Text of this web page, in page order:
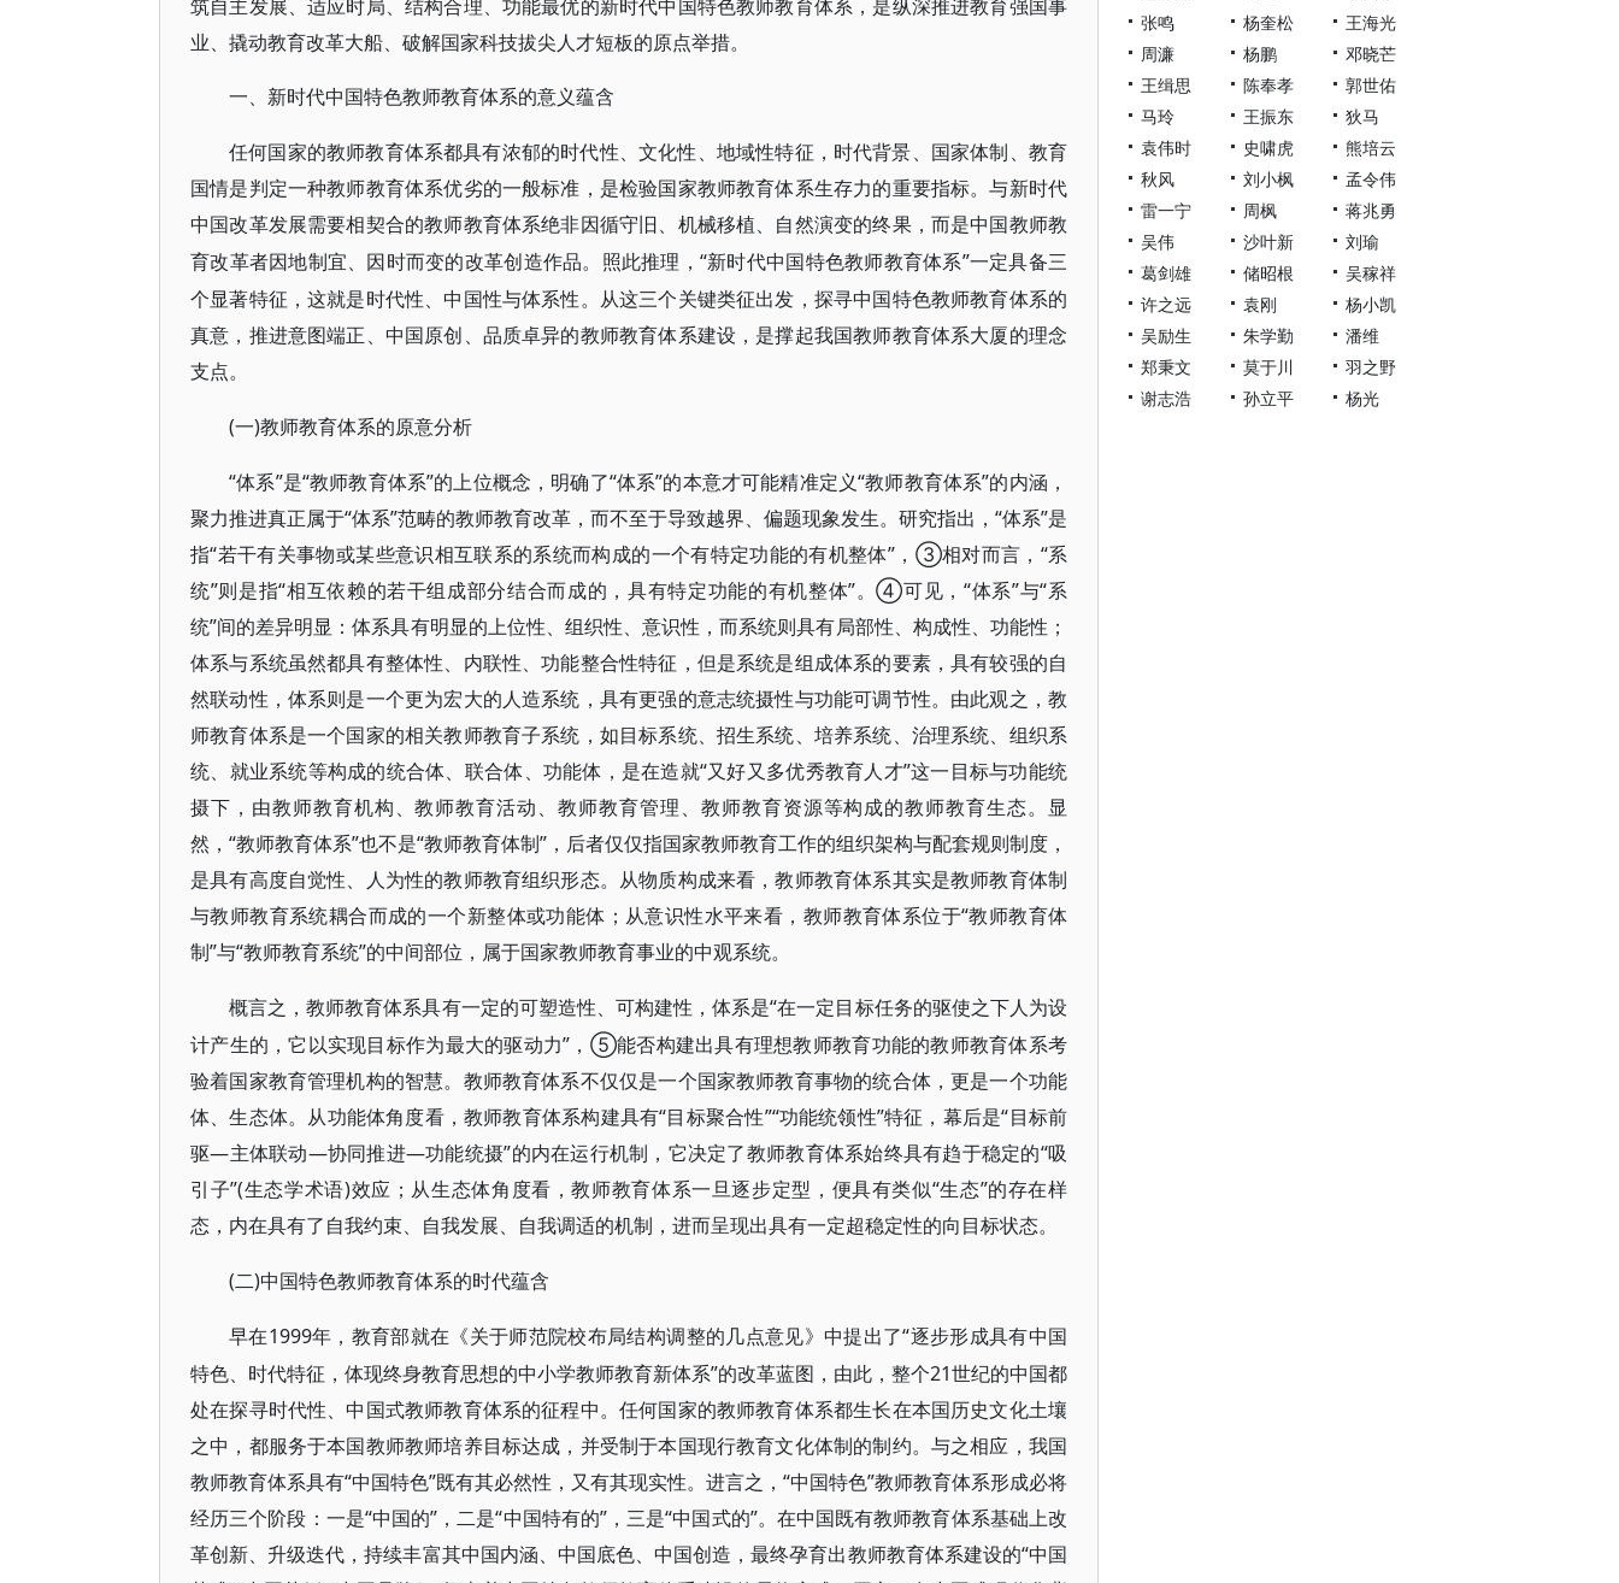
筑自主发展、适应时局、结构合理、功能最优的新时代中国特色教师教育体系，是纵深推进教育强国事
业、撬动教育改革大船、破解国家科技拔尖人才短板的原点举措。
一、新时代中国特色教师教育体系的意义蕴含
任何国家的教师教育体系都具有浓郁的时代性、文化性、地域性特征，时代背景、国家体制、教育
国情是判定一种教师教育体系优劣的一般标准，是检验国家教师教育体系生存力的重要指标。与新时代
中国改革发展需要相契合的教师教育体系绝非因循守旧、机械移植、自然演变的终果，而是中国教师教
育改革者因地制宜、因时而变的改革创造作品。照此推理， “新时代中国特色教师教育体系”一定具备三
个显著特征，这就是时代性、中国性与体系性。从这三个关键类征出发，探寻中国特色教师教育体系的
真意，推进意图端正、中国原创、品质卓异的教师教育体系建设，是撑起我国教师教育体系大厦的理念
支点。
(一)教师教育体系的原意分析
“体系”是“教师教育体系”的上位概念，明确了“体系”的本意才可能精准定义“教师教育体系”的内涵，
聚力推进真正属于“体系”范畴的教师教育改革，而不至于导致越界、偏题现象发生。研究指出，“体系”是
指“若干有关事物或某些意识相互联系的系统而构成的一个有特定功能的有机整体”，③相对而言，“系
统”则是指“相互依赖的若干组成部分结合而成的，具有特定功能的有机整体”。④可见，“体系”与“系
统”间的差异明显：体系具有明显的上位性、组织性、意识性，而系统则具有局部性、构成性、功能性；
体系与系统虽然都具有整体性、内联性、功能整合性特征，但是系统是组成体系的要素，具有较强的自
然联动性，体系则是一个更为宏大的人造系统，具有更强的意志统摄性与功能可调节性。由此观之，教
师教育体系是一个国家的相关教师教育子系统，如目标系统、招生系统、培养系统、治理系统、组织系
统、就业系统等构成的统合体、联合体、功能体，是在造就“又好又多优秀教育人才”这一目标与功能统
摄下，由教师教育机构、教师教育活动、教师教育管理、教师教育资源等构成的教师教育生态。显
然，“教师教育体系”也不是“教师教育体制”，后者仅仅指国家教师教育工作的组织架构与配套规则制度，
是具有高度自觉性、人为性的教师教育组织形态。从物质构成来看，教师教育体系其实是教师教育体制
与教师教育系统耦合而成的一个新整体或功能体；从意识性水平来看，教师教育体系位于“教师教育体
制”与“教师教育系统”的中间部位，属于国家教师教育事业的中观系统。
概言之，教师教育体系具有一定的可塑造性、可构建性，体系是“在一定目标任务的驱使之下人为设
计产生的，它以实现目标作为最大的驱动力”，⑤能否构建出具有理想教师教育功能的教师教育体系考
验着国家教育管理机构的智慧。教师教育体系不仅仅是一个国家教师教育事物的统合体，更是一个功能
体、生态体。从功能体角度看，教师教育体系构建具有“目标聚合性”“功能统领性”特征，幕后是“目标前
驱—主体联动—协同推进—功能统摄”的内在运行机制，它决定了教师教育体系始终具有趋于稳定的“吸
引子”(生态学术语)效应；从生态体角度看，教师教育体系一旦逐步定型，便具有类似“生态”的存在样
态，内在具有了自我约束、自我发展、自我调适的机制，进而呈现出具有一定超稳定性的向目标状态。
(二)中国特色教师教育体系的时代蕴含
早在1999年，教育部就在《关于师范院校布局结构调整的几点意见》中提出了“逐步形成具有中国
特色、时代特征，体现终身教育思想的中小学教师教育新体系”的改革蓝图，由此，整个21世纪的中国都
处在探寻时代性、中国式教师教育体系的征程中。任何国家的教师教育体系都生长在本国历史文化土壤
之中，都服务于本国教师教师培养目标达成，并受制于本国现行教育文化体制的制约。与之相应，我国
教师教育体系具有“中国特色”既有其必然性，又有其现实性。进言之，“中国特色”教师教育体系形成必将
经历三个阶段：一是“中国的”，二是“中国特有的”，三是“中国式的”。在中国既有教师教育体系基础上改
革创新、升级迭代，持续丰富其中国内涵、中国底色、中国创造，最终孕育出教师教育体系建设的“中国
张鸣
杨奎松
王海光
周濂
杨鹏
邓晓芒
王缉思
陈奉孝
郭世佑
马玲
王振东
狄马
袁伟时
史啸虎
熊培云
秋风
刘小枫
孟令伟
雷一宁
周枫
蒋兆勇
吴伟
沙叶新
刘瑜
葛剑雄
储昭根
吴稼祥
许之远
袁刚
杨小凯
吴励生
朱学勤
潘维
郑秉文
莫于川
羽之野
谢志浩
孙立平 杨光